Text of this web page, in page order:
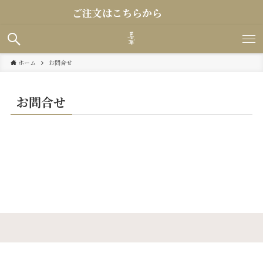
ご注文はこちらから
ホーム お問合せ
お問合せ